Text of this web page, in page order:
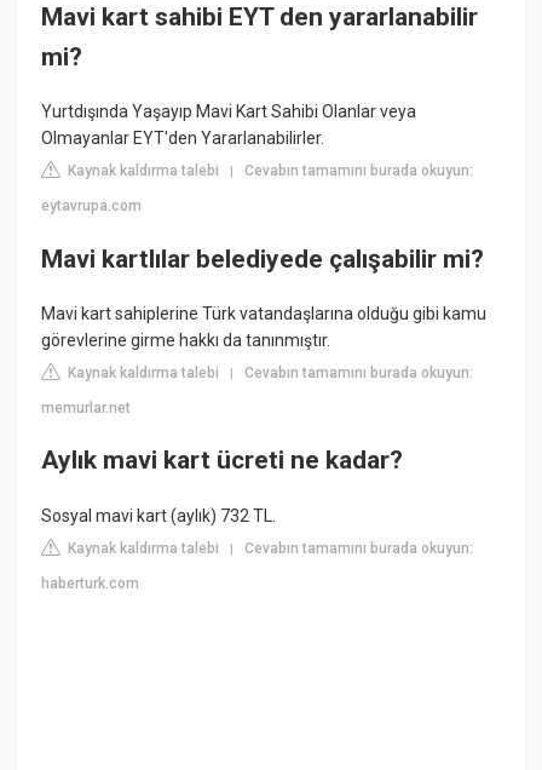
Mavi kart sahibi EYT den yararlanabilir
mi?
Yurtdışında Yaşayıp Mavi Kart Sahibi Olanlar veya
Olmayanlar EYT'den Yararlanabilirler.
Kaynak kaldırma talebi |Cevabın tamamını burada okuyun:
eytavrupa.com
Mavi kartlılar belediyede çalışabilir mi?
Mavi kart sahiplerine Türk vatandaşlarına olduğu gibi kamu
görevlerine girme hakkı da tanınmıştır.
Kaynak kaldırma talebi |Cevabın tamamını burada okuyun:
memurlar.net
Aylık mavi kart ücreti ne kadar?
Sosyal mavi kart (aylık) 732 TL.
Kaynak kaldırma talebi |Cevabın tamamını burada okuyun:
haberturk.com